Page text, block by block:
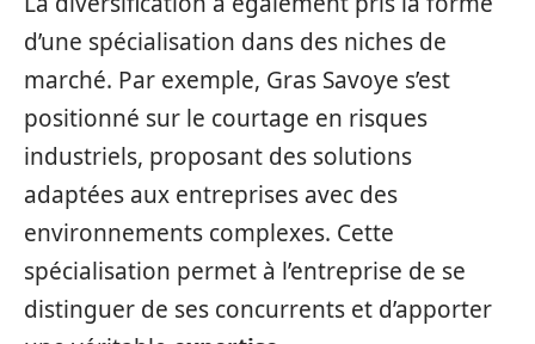
d’une spécialisation dans des niches de
marché. Par exemple, Gras Savoye s’est
positionné sur le courtage en risques
industriels, proposant des solutions
adaptées aux entreprises avec des
environnements complexes. Cette
spécialisation permet à l’entreprise de se
distinguer de ses concurrents et d’apporter